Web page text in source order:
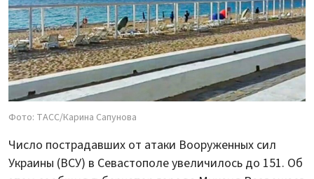
Фото: ТАСС/Карина Сапунова
Число пострадавших от атаки Вооруженных сил
Украины (ВСУ) в Севастополе увеличилось до 151. Об